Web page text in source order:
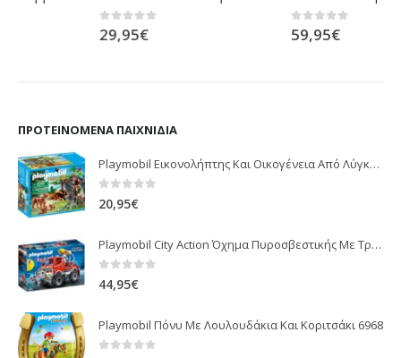
ΠΡΟΤΕΙΝΌΜΕΝΑ ΠΑΙΧΝΊΔΙΑ
Playmobil Εικονολήπτης Και Οικογένεια Από Λύγκες 5561
0 out of 5
20,95€
Playmobil City Action Όχημα Πυροσβεστικής Με Τροχαλία Ρυμούλκησης 9466
0 out of 5
44,95€
Playmobil Πόνυ Με Λουλουδάκια Και Κοριτσάκι 6968